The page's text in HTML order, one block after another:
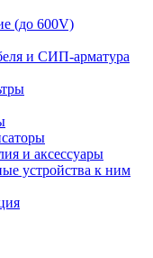
(до 600V)
и СИП-арматура
и аксессуары
устройства к ним